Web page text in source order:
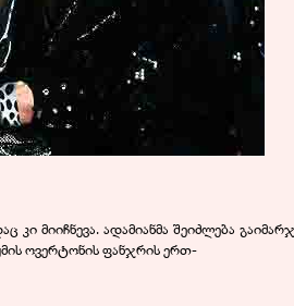
კი მიიჩნევა. ადამიანმა შეიძლება
ოვერტონის ფანჯრის ერთ-